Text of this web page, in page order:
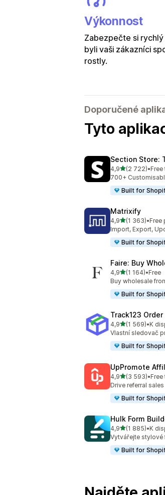
Výkonnost
Zabezpečte si
byli vaši zákazníci
rostly.
Doporučené
Tyto
Section Store:
4,9z 5 hvězd
(2 722)
Celkový počet
•Free
700+
Built for
Matrixify
4,9z 5 hvězd
(1 363)
Celkový počet
•Free
Import, Export,
Built for
Faire: Buy
4,9z 5 hvězd
(1 164)
Celkový počet
•Free
Buy wholesale
Built for
Track123
4,9z 5 hvězd
(1 569)
Celkový počet
•K
Vlastní sledovač
Built for
UpPromote
4,9z 5 hvězd
(3 593)
Celkový počet
•Free
Drive referral
Built for
Hulk Form
4,9z 5 hvězd
(1 885)
Celkový počet
•K
Vytvářejte stylové
Built for